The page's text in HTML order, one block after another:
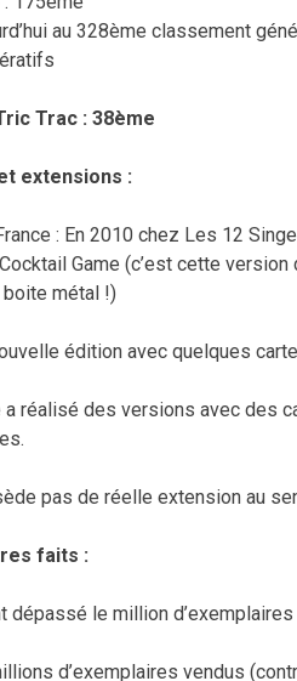
au 328ème classement
Trac : 38ème
extensions :
: En 2010 chez Les 12
Game (c’est cette
métal !)
édition avec quelques
réalisé des versions avec des
pas de réelle extension au
faits :
dépassé le million
d’exemplaires vendus